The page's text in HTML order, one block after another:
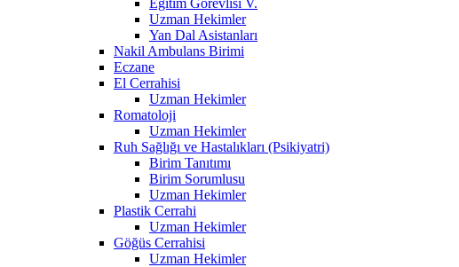
Uzman Hekimler
Yan Dal Asistanları
Nakil Ambulans Birimi
Eczane
El Cerrahisi
Uzman Hekimler
Romatoloji
Uzman Hekimler
Ruh Sağlığı ve Hastalıkları (Psikiyatri)
Birim Tanıtımı
Birim Sorumlusu
Uzman Hekimler
Plastik Cerrahi
Uzman Hekimler
Göğüs Cerrahisi
Uzman Hekimler